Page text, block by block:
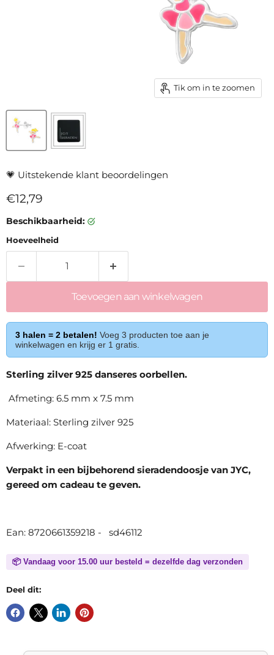
Tik om in te zoomen
💗 Uitstekende klant beoordelingen
Huidige prijs
€12,79
Beschikbaarheid:
Hoeveelheid
Toevoegen aan winkelwagen
3 halen = 2 betalen! Voeg 3 producten toe aan je
winkelwagen en krijg er 1 gratis.
Sterling zilver 925 danseres oorbellen.
Afmeting: 6.5 mm x 7.5 mm
Materiaal: Sterling zilver 925
Afwerking: E-coat
Verpakt in een bijbehorend sieradendoosje van JYC,
gereed om cadeau te geven.
Ean: 8720661359218 - sd46112
📦 Vandaag voor 15.00 uur besteld = dezelfde dag verzonden
Deel dit: